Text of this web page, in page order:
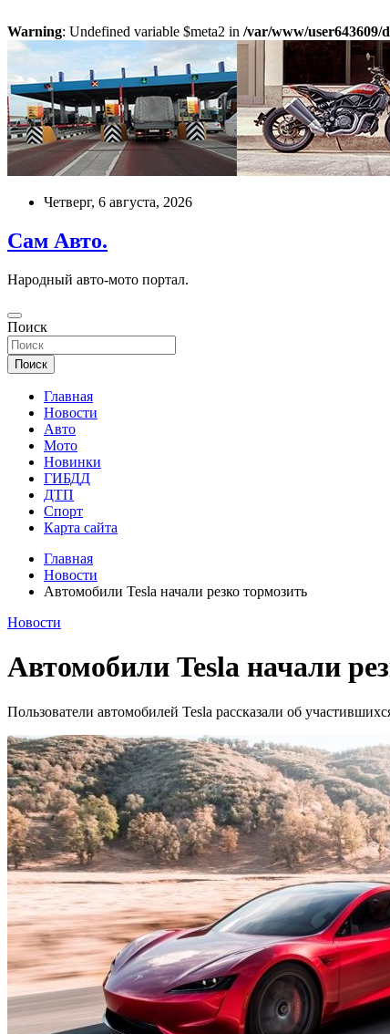
Warning: Undefined variable $meta2 in /var/www/user643609/
Перейти
содержимому
Четверг, 6 августа, 2026
Сам Авто.
Народный авто-мото портал.
Поиск
Поиск
Главная
Новости
Авто
Мото
Новинки
ГИБДД
ДТП
Спорт
Карта сайта
Главная
Новости
Автомобили Tesla начали резко тормозить
Новости
Автомобили Tesla начали
Пользователи автомобилей Tesla рассказали об